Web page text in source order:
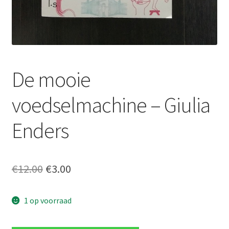
De mooie
voedselmachine – Giulia
Enders
€12.00 Oorspronkelijke
was:
€12.00.
€3.00Huidige
is:
€3.00.
1 op voorraad